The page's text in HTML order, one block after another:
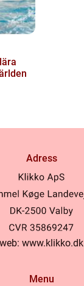
Adress
web: www.klikko.dk
Menu